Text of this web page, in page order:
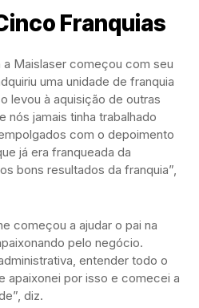
Franquias
Maislaser começou com seu
uma unidade de franquia
levou à aquisição de outras
nós jamais tinha trabalhado
com o depoimento
já era franqueada da
bons resultados da franquia”,
começou a ajudar o pai na
pelo negócio.
entender todo o
apaixonei por isso e comecei a
diz.